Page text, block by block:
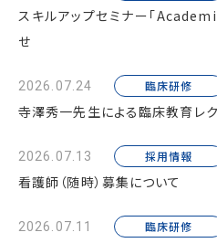
スキルアップセミナー「
せ
2026.07.24 臨床研修
寺澤秀一先生による臨床教育レ
2026.07.13 採用情報
看護師（随時）募集について
2026.07.11 臨床研修